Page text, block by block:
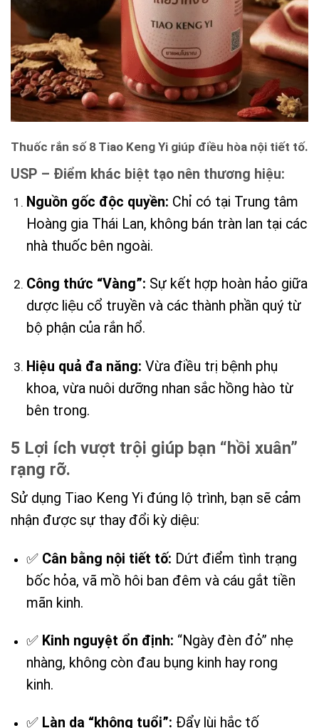
Thuốc rắn số 8 Tiao Keng Yi giúp điều hòa nội tiết tố.
USP – Điểm khác biệt tạo nên thương hiệu:
Nguồn gốc độc quyền: Chỉ có tại Trung tâm
Hoàng gia Thái Lan, không bán tràn lan tại các
nhà thuốc bên ngoài.
Công thức “Vàng”: Sự kết hợp hoàn hảo giữa
dược liệu cổ truyền và các thành phần quý từ
bộ phận của rắn hổ.
Hiệu quả đa năng: Vừa điều trị bệnh phụ
khoa, vừa nuôi dưỡng nhan sắc hồng hào từ
bên trong.
5 Lợi ích vượt trội giúp bạn “hồi xuân”
rạng rỡ.
Sử dụng Tiao Keng Yi đúng lộ trình, bạn sẽ cảm
nhận được sự thay đổi kỳ diệu:
✅ Cân bằng nội tiết tố: Dứt điểm tình trạng
bốc hỏa, vã mồ hôi ban đêm và cáu gắt tiền
mãn kinh.
✅ Kinh nguyệt ổn định: “Ngày đèn đỏ” nhẹ
nhàng, không còn đau bụng kinh hay rong
kinh.
✅ Làn da “không tuổi”: Đẩy lùi hắc tố